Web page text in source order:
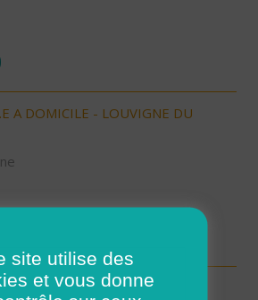
A DOMICILE - LOUVIGNE DU
d'Andran (H/F)
site utilise des
et vous donne